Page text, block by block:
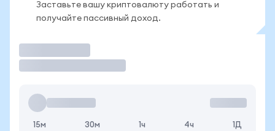
Заставьте вашу криптовалюту работать и
получайте пассивный доход.
15м 30м 1ч 4ч 1Д